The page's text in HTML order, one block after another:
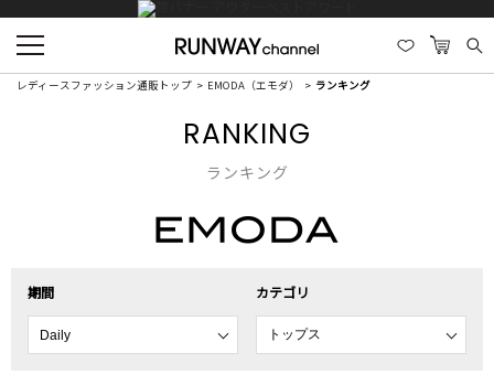
レディースファッション通販トップ EMODA（エモダ） ランキング
RANKING
ランキング
期間 カテゴリ